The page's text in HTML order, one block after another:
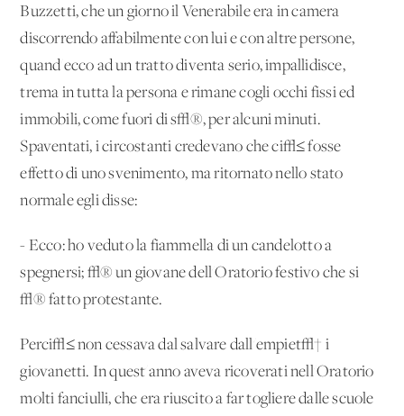
Buzzetti, che un giorno il Venerabile era in camera
discorrendo affabilmente con lui e con altre persone,
quand'ecco ad un tratto diventa serio, impallidisce,
trema in tutta la persona e rimane cogli occhi fissi ed
immobili, come fuori di s√®, per alcuni minuti.
Spaventati, i circostanti credevano che ci√≤ fosse
effetto di uno svenimento, ma ritornato nello stato
normale egli disse:
- Ecco: ho veduto la fiammella di un candelotto a
spegnersi; √® un giovane dell'Oratorio festivo che si
√® fatto protestante.
Perci√≤ non cessava dal salvare dall'empiet√† i
giovanetti. In quest'anno aveva ricoverati nell'Oratorio
molti fanciulli, che era riuscito a far togliere dalle scuole